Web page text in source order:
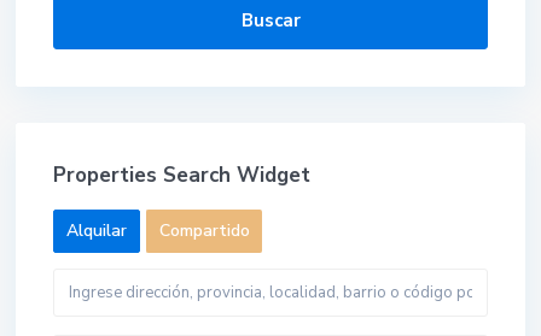
Buscar
Properties Search Widget
Alquilar Compartido